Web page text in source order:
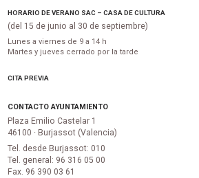
HORARIO DE VERANO SAC – CASA DE CULTURA
(del 15 de junio al 30 de septiembre)
Lunes a viernes de 9 a 14 h
Martes y jueves cerrado por la tarde
CITA PREVIA
CONTACTO AYUNTAMIENTO
Plaza Emilio Castelar 1
46100 · Burjassot (Valencia)
Tel. desde Burjassot: 010
Tel. general: 96 316 05 00
Fax. 96 390 03 61